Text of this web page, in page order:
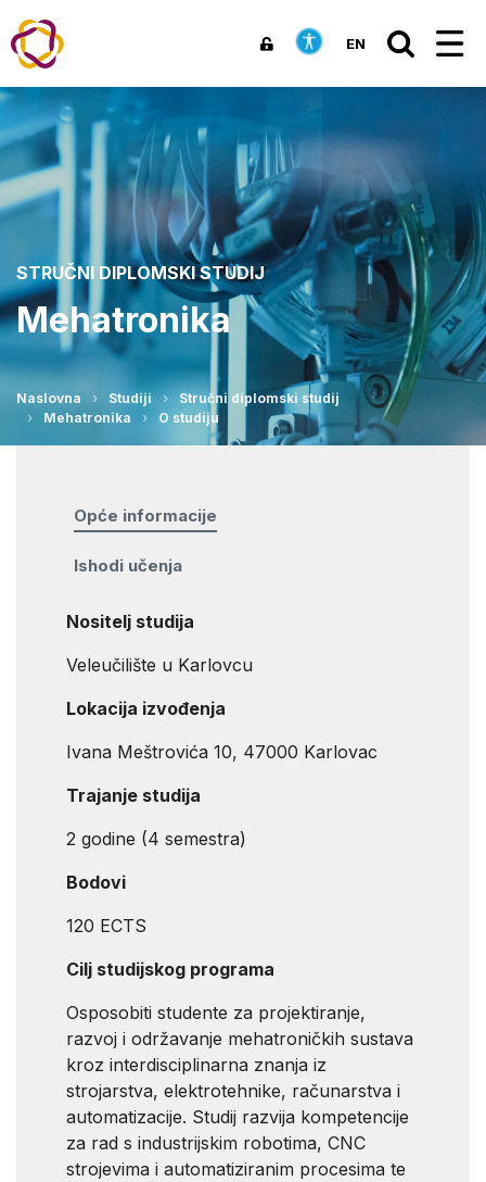
EN
STRUČNI DIPLOMSKI STUDIJ
Mehatronika
Naslovna Studiji
Stručni diplomski studij
Mehatronika
O studiju
Opće informacije
Ishodi učenja
Nositelj studija
Veleučilište u Karlovcu
Lokacija izvođenja
Ivana Meštrovića 10, 47000 Karlovac
Trajanje studija
2 godine (4 semestra)
Bodovi
120 ECTS
Cilj studijskog programa
Osposobiti studente za projektiranje,
razvoj i održavanje mehatroničkih sustava
kroz interdisciplinarna znanja iz
strojarstva, elektrotehnike, računarstva i
automatizacije. Studij razvija kompetencije
za rad s industrijskim robotima, CNC
strojevima i automatiziranim procesima te